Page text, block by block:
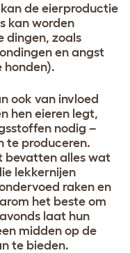
kan de eierproductie
kan worden
dingen, zoals
en angst
honden).
ook van invloed
hen eieren legt,
nodig –
te produceren.
bevatten alles wat
lekkernijen
raken en
het beste om
laat hun
midden op de
te bieden.